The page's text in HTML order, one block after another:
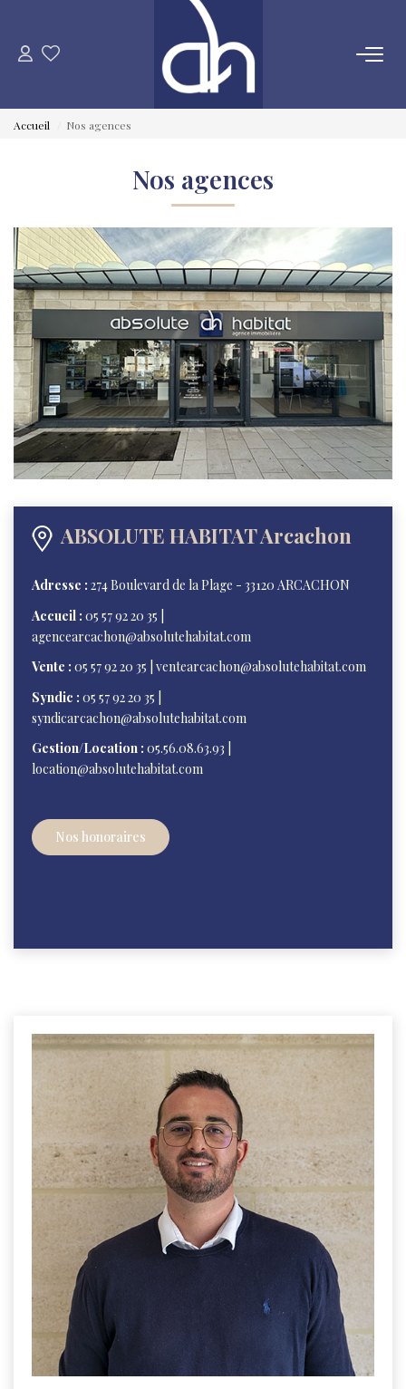
VENTE
LOCATION
GESTION LOCATIVE
SYNDIC
QUI SOMMES NOUS
NOS AGENCES
NOTRE HISTOIRE
CONTACT
Extranet Syndic
Accueil Nos agences
Nos agences
ABSOLUTE HABITAT Arcachon
Adresse : 274 Boulevard de la Plage - 33120 ARCACHON
Accueil : 05 57 92 20 35 |
agencearcachon@absolutehabitat.com
Vente : 05 57 92 20 35 | ventearcachon@absolutehabitat.com
Syndic : 05 57 92 20 35 |
syndicarcachon@absolutehabitat.com
Gestion/Location : 05.56.08.63.93 |
location@absolutehabitat.com
Nos honoraires